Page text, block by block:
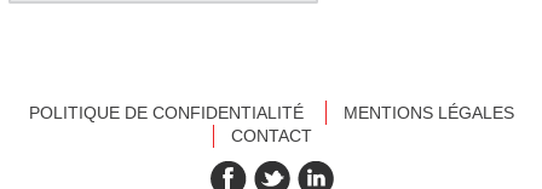
POLITIQUE DE CONFIDENTIALITÉ
MENTIONS LÉGALES
CONTACT